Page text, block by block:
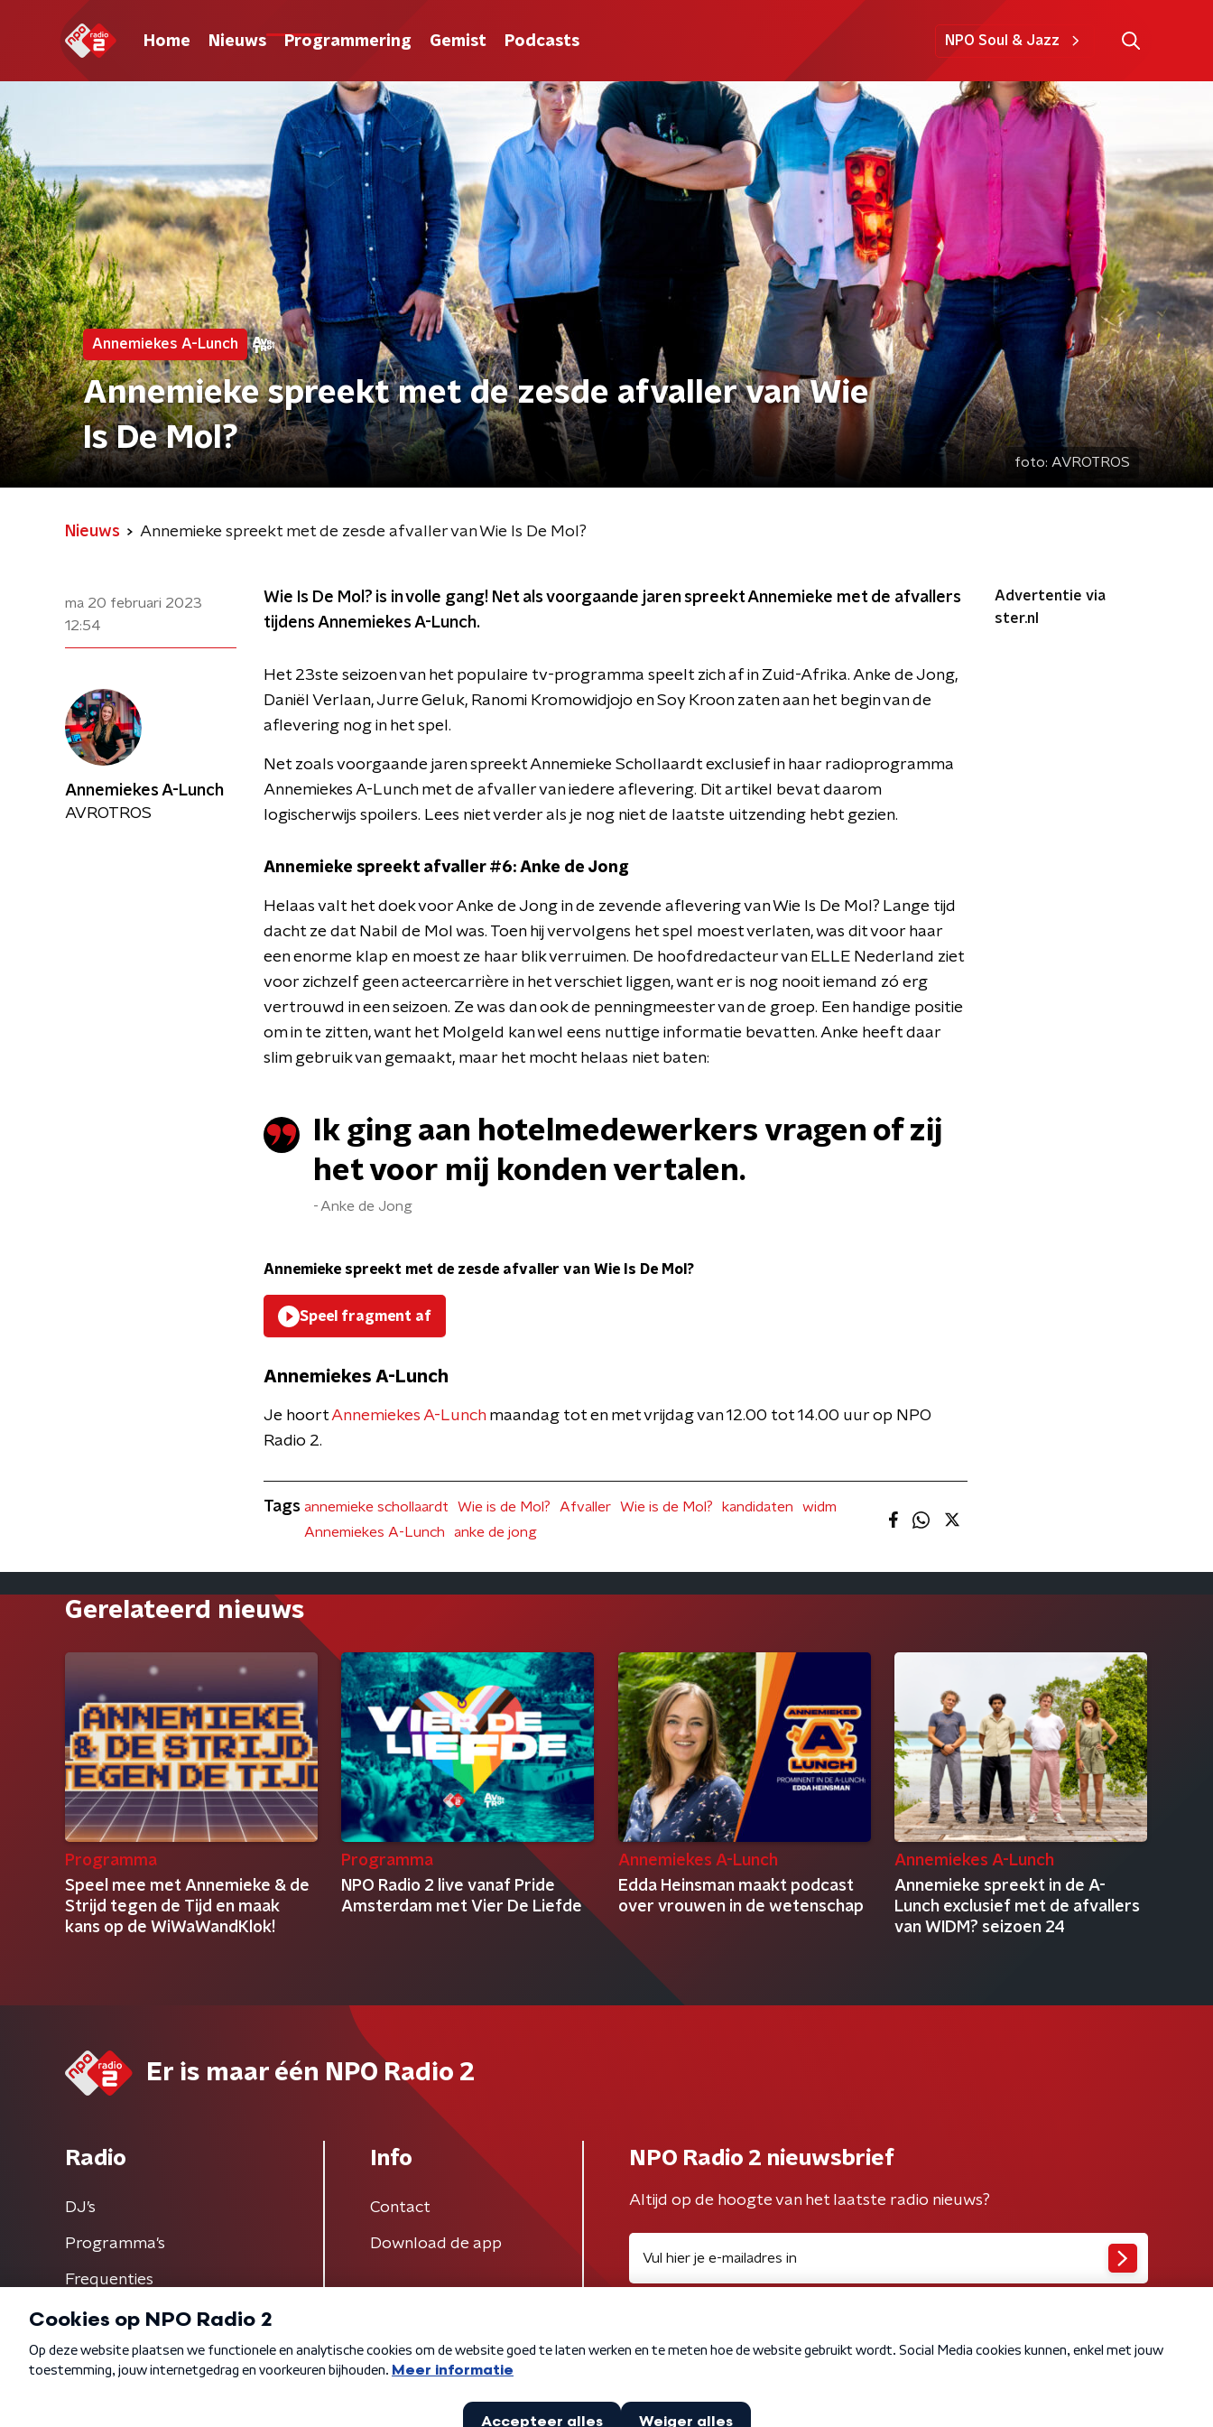
Home Nieuws Programmering Gemist Podcasts NPO Soul & Jazz
Annemiekes A-Lunch
Annemieke spreekt met de zesde afvaller van Wie
Is De Mol?
foto: AVROTROS
Nieuws Annemieke spreekt met de zesde afvaller van Wie Is De Mol?
ma 20 februari 2023
12:54
Wie Is De Mol? is in volle gang! Net als voorgaande jaren spreekt Annemieke met de afvallers
tijdens Annemiekes A-Lunch.
Het 23ste seizoen van het populaire tv-programma speelt zich af in Zuid-Afrika. Anke de Jong,
Daniël Verlaan, Jurre Geluk, Ranomi Kromowidjojo en Soy Kroon zaten aan het begin van de
aflevering nog in het spel.
Net zoals voorgaande jaren spreekt Annemieke Schollaardt exclusief in haar radioprogramma
Annemiekes A-Lunch met de afvaller van iedere aflevering. Dit artikel bevat daarom
logischerwijs spoilers. Lees niet verder als je nog niet de laatste uitzending hebt gezien.
Annemieke spreekt afvaller #6: Anke de Jong
Helaas valt het doek voor Anke de Jong in de zevende aflevering van Wie Is De Mol? Lange tijd
dacht ze dat Nabil de Mol was. Toen hij vervolgens het spel moest verlaten, was dit voor haar
een enorme klap en moest ze haar blik verruimen. De hoofdredacteur van ELLE Nederland ziet
voor zichzelf geen acteercarrière in het verschiet liggen, want er is nog nooit iemand zó erg
vertrouwd in een seizoen. Ze was dan ook de penningmeester van de groep. Een handige positie
om in te zitten, want het Molgeld kan wel eens nuttige informatie bevatten. Anke heeft daar
slim gebruik van gemaakt, maar het mocht helaas niet baten:
Ik ging aan hotelmedewerkers vragen of zij
het voor mij konden vertalen.
Anke de Jong
Annemieke spreekt met de zesde afvaller van Wie Is De Mol?
Speel fragment af
Annemiekes A-Lunch
Je hoortAnnemiekes A-Lunch maandag tot en met vrijdag van 12.00 tot 14.00 uur op NPO
Radio 2.
Advertentie via
ster.nl
Annemiekes A-Lunch
AVROTROS
Tags annemieke schollaardt Wie is de Mol? Afvaller Wie is de Mol? kandidaten
widm
Annemiekes A-Lunch
anke de jong
Gerelateerd nieuws
Programma
Speel mee met Annemieke & de
Strijd tegen de Tijd en maak
kans op de WiWaWandKlok!
Programma
NPO Radio 2 live vanaf Pride
Amsterdam met Vier De Liefde
Annemiekes A-Lunch
Edda Heinsman maakt podcast
over vrouwen in de wetenschap
Annemiekes A-Lunch
Annemieke spreekt in de A-
Lunch exclusief met de afvallers
van WIDM? seizoen 24
Er is maar één NPO Radio 2
Radio
DJ’s
Programma's
Frequenties
Info
Contact
Download de app
NPO Radio 2 nieuwsbrief
Altijd op de hoogte van het laatste radio nieuws?
Algemene voorwaarden Privacybeleid